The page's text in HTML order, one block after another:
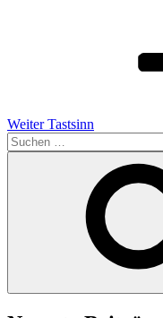
Weiter Tastsinn
Suchen
nach: